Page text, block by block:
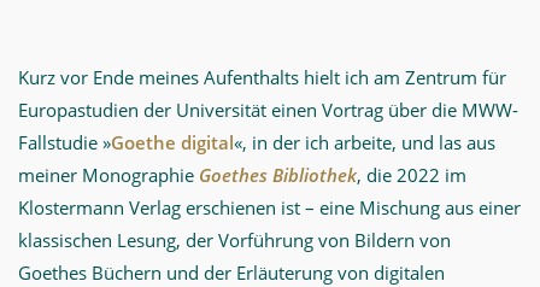
Kurz vor Ende meines Aufenthalts hielt ich am Zentrum für
Europastudien der Universität einen Vortrag über die MWW-
Fallstudie »Goethe digital«, in der ich arbeite, und las aus
meiner Monographie Goethes Bibliothek, die 2022 im
Klostermann Verlag erschienen ist – eine Mischung aus einer
klassischen Lesung, der Vorführung von Bildern von
Goethes Büchern und der Erläuterung von digitalen